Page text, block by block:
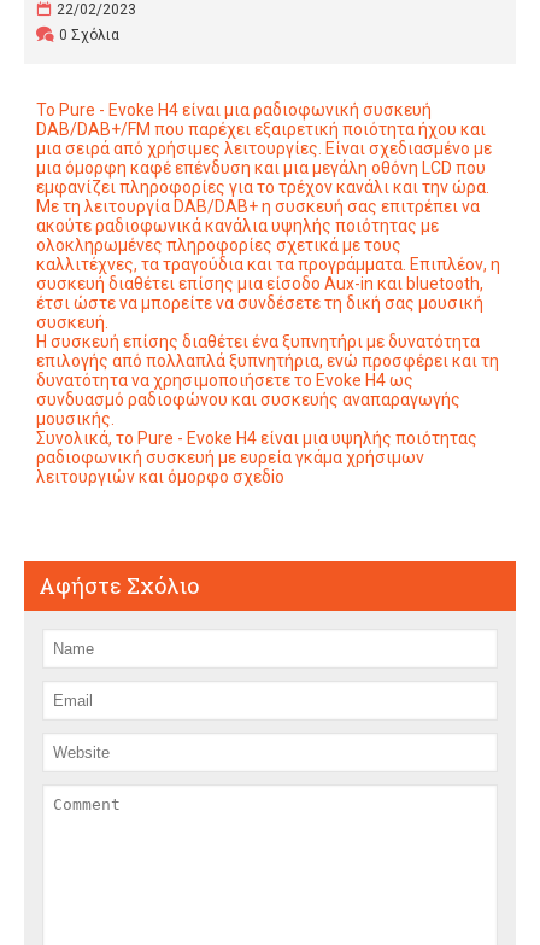
22/02/2023
0 Σχόλια
Το Pure - Evoke H4 είναι μια ραδιοφωνική συσκευή
DAB/DAB+/FM που παρέχει εξαιρετική ποιότητα ήχου και
μια σειρά από χρήσιμες λειτουργίες. Είναι σχεδιασμένο με
μια όμορφη καφέ επένδυση και μια μεγάλη οθόνη LCD που
εμφανίζει πληροφορίες για το τρέχον κανάλι και την ώρα.
Με τη λειτουργία DAB/DAB+ η συσκευή σας επιτρέπει να
ακούτε ραδιοφωνικά κανάλια υψηλής ποιότητας με
ολοκληρωμένες πληροφορίες σχετικά με τους
καλλιτέχνες, τα τραγούδια και τα προγράμματα. Επιπλέον, η
συσκευή διαθέτει επίσης μια είσοδο Aux-in και bluetooth,
έτσι ώστε να μπορείτε να συνδέσετε τη δική σας μουσική
συσκευή.
Η συσκευή επίσης διαθέτει ένα ξυπνητήρι με δυνατότητα
επιλογής από πολλαπλά ξυπνητήρια, ενώ προσφέρει και τη
δυνατότητα να χρησιμοποιήσετε το Evoke H4 ως
συνδυασμό ραδιοφώνου και συσκευής αναπαραγωγής
μουσικής.
Συνολικά, το Pure - Evoke H4 είναι μια υψηλής ποιότητας
ραδιοφωνική συσκευή με ευρεία γκάμα χρήσιμων
λειτουργιών και όμορφο σχεδio
Αφήστε Σχόλιο